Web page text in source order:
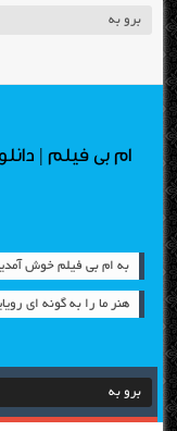
ام بی فیلم |
به ام بی فیلم خوش آمدید -
هنر ما را به گونه اي